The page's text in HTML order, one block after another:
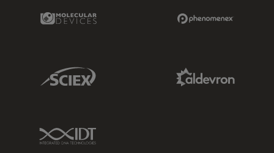
Molecular Devices Link
Sciex Link
IDT Link